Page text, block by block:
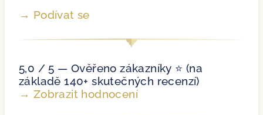
→ Podívat se
5,0 / 5 — Ověřeno zákazníky ⭐ (na
základě 140+ skutečných recenzí)
→ Zobrazit hodnocení